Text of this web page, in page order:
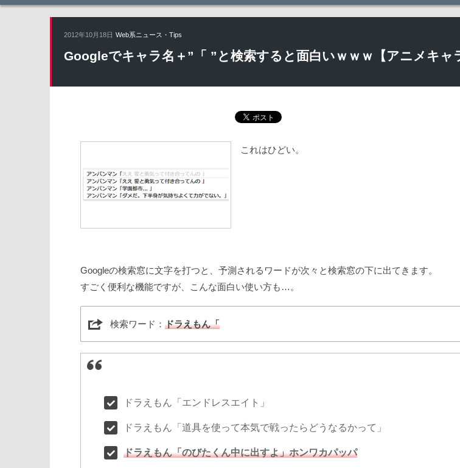
2012年10月18日 Web系ニュース・Tips
Googleでキャラ名＋”「 ”と検索すると面白いｗｗｗ【アニメキャ
これはひどい。
Googleの検索窓に文字を打つと、予測されるワードが次々と検索窓の下に出てきます。
すごく便利な機能ですが、こんな面白い使い方も…。
検索ワード： ドラえもん「
ドラえもん「エンドレスエイト」
ドラえもん「道具を使って本気で戦ったらどうなるかって」
ドラえもん「のびたくん中に出すよ」ホンワカパッパ